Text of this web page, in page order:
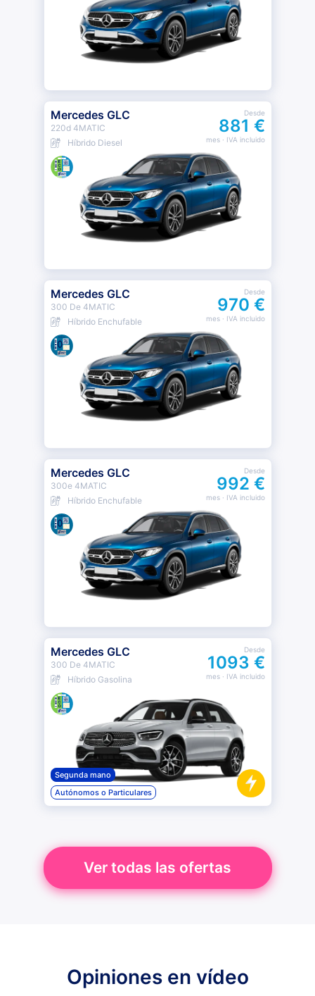
Mercedes GLC
220d 4MATIC
Híbrido Diesel
Desde
881 €
mes· IVA incluido
Mercedes GLC
300 De 4MATIC
Híbrido Enchufable
Desde
970 €
mes· IVA incluido
Mercedes GLC
300e 4MATIC
Híbrido Enchufable
Desde
992 €
mes· IVA incluido
Mercedes GLC
300 De 4MATIC
Híbrido Gasolina
Desde
1093 €
mes· IVA incluido
Segunda mano
Autónomos o Particulares
Ver todas las ofertas
Opiniones en vídeo